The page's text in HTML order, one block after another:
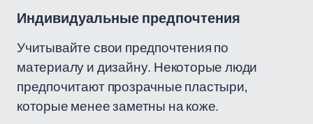
Индивидуальные предпочтения
Учитывайте свои предпочтения по
материалу и дизайну. Некоторые люди
предпочитают прозрачные пластыри,
которые менее заметны на коже.